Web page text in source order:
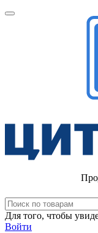
Для того, чтобы
Войти